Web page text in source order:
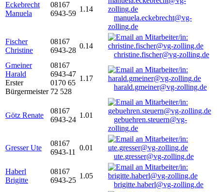
Eckebrecht
Manuela
08167
6943-59
1.14
manuela.eckebrecht@vg-
zolling.de
Fischer
Christine
08167
6943-28
0.14
christine.fischer@vg-zolling.de
Gmeiner
Harald
Erster
Bürgermeister
08167
6943-47
0170 65
72 528
1.17
harald.gmeiner@vg-zolling.de
Götz Renate
08167
6943-24
1.01
gebuehren.steuern@vg-
zolling.de
Gresser Ute
08167
6943-11
0.01
ute.gresser@vg-zolling.de
Haberl
Brigitte
08167
6943-25
1.05
brigitte.haberl@vg-zolling.de